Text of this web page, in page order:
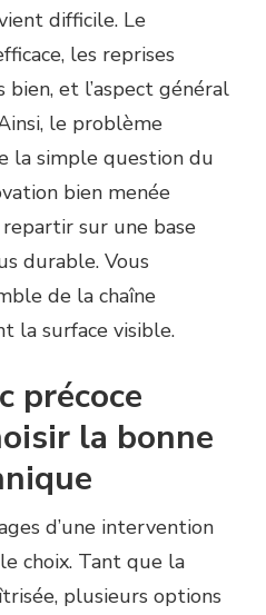
difficile. Le
les reprises
et l’aspect général
le problème
la simple question du
bien menée
sur une base
durable. Vous
de la chaîne
la surface visible.
précoce
la bonne
d’une intervention
choix. Tant que la
plusieurs options